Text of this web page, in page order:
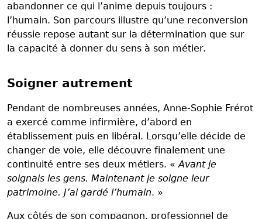
abandonner ce qui l’anime depuis toujours :
l’humain. Son parcours illustre qu’une reconversion
réussie repose autant sur la détermination que sur
la capacité à donner du sens à son métier.
Soigner autrement
Pendant de nombreuses années, Anne-Sophie Frérot
a exercé comme infirmière, d’abord en
établissement puis en libéral. Lorsqu’elle décide de
changer de voie, elle découvre finalement une
continuité entre ses deux métiers. «Avant je
soignais les gens. Maintenant je soigne leur
patrimoine. J’ai gardé l’humain. »
Aux côtés de son compagnon, professionnel de